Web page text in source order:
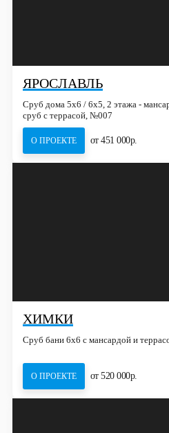
ЯРОСЛАВЛЬ
Сруб дома 5х6 / 6x5, 2 этажа -
сруб с террасой, №007
О ПРОЕКТЕ от 451 000р.
ХИМКИ
Сруб бани 6х6 с мансардой и
О ПРОЕКТЕ от 520 000р.